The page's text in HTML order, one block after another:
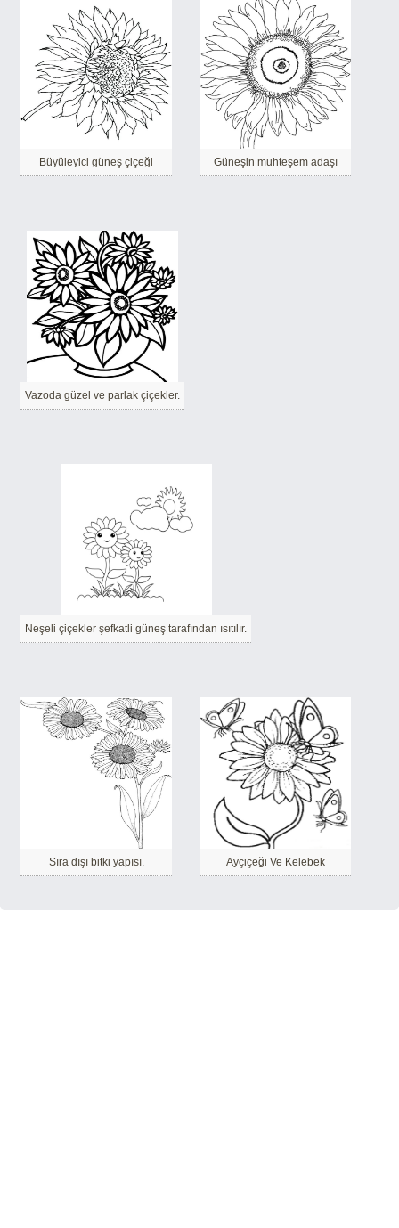
Büyüleyici güneş çiçeği Güneşin muhteşem adaşı
Vazoda güzel ve parlak çiçekler.
Neşeli çiçekler şefkatli güneş tarafından ısıtılır.
Sıra dışı bitki yapısı. Ayçiçeği Ve Kelebek